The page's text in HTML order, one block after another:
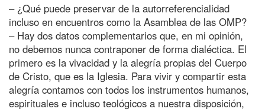
– ¿Qué puede preservar de la autorreferencialidad
incluso en encuentros como la Asamblea de las OMP?
– Hay dos datos complementarios que, en mi opinión,
no debemos nunca contraponer de forma dialéctica. El
primero es la vivacidad y la alegría propias del Cuerpo
de Cristo, que es la Iglesia. Para vivir y compartir esta
alegría contamos con todos los instrumentos humanos,
espirituales e incluso teológicos a nuestra disposición,